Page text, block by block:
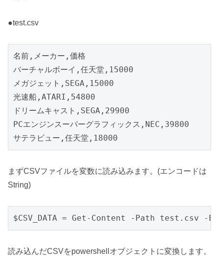
●test.csv
名前,メーカー,価格
バーチャルボーイ,任天堂,15000
メガジェット,SEGA,15000
光速船,ATARI,54800
ドリームキャスト,SEGA,29900
PCエンジンスーパーグラフィックス,NEC,39800
サテラビュー,任天堂,18000
まずCSVファイルを変数に読み込みます。(エンコードは
String)
$CSV_DATA = Get-Content -Path test.csv -
読み込んだCSVをpowershellオブジェクトに変換します。